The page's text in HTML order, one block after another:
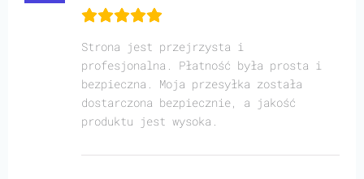
Strona jest przejrzysta i
profesjonalna. Płatność była prosta i
bezpieczna. Moja przesyłka została
dostarczona bezpiecznie, a jakość
produktu jest wysoka.